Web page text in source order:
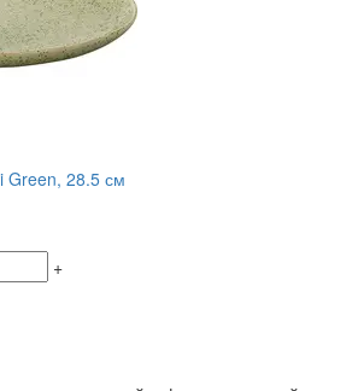
Green, 28.5 см
+